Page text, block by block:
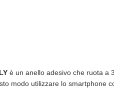
è un anello adesivo che ruota a
modo utilizzare lo smartphone